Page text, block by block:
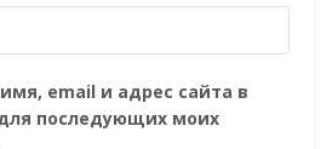
email и адрес сайта в
последующих моих